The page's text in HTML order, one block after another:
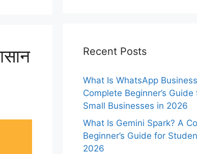
Recent Posts
What Is WhatsApp
Complete Beginner’s Guide
Small Businesses in 2026
What Is Gemini Spark? A
Beginner’s Guide for
2026